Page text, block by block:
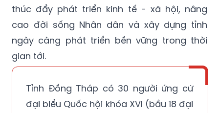
thúc đẩy phát triển kinh tế - xã hội, nâng
cao đời sống Nhân dân và xây dựng tỉnh
ngày càng phát triển bền vững trong thời
gian tới.
Tỉnh Đồng Tháp có 30 người ứng cử
đại biểu Quốc hội khóa XVI (bầu 18 đại